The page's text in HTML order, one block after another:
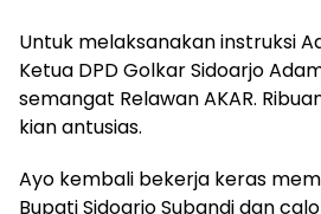
Untuk melaksanakan instruksi
Ketua DPD Golkar Sidoarjo
semangat Relawan AKAR.
kian antusias.
Ayo kembali bekerja keras
Bupati Sidoarjo Subandi dan